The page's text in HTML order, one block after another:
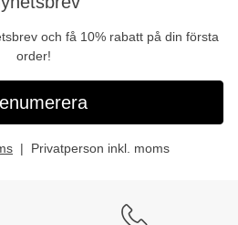
och få 10% rabatt på din första
order!
Privatperson inkl. moms